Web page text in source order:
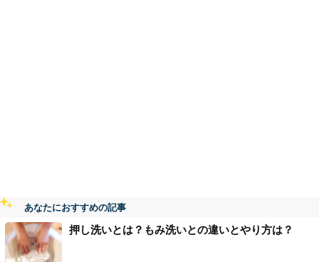
あなたにおすすめの記事
押し洗いとは？もみ洗いとの違いとやり方は？